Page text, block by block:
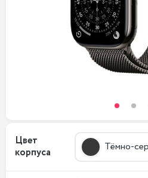
Цвет
корпуса
Тёмно-